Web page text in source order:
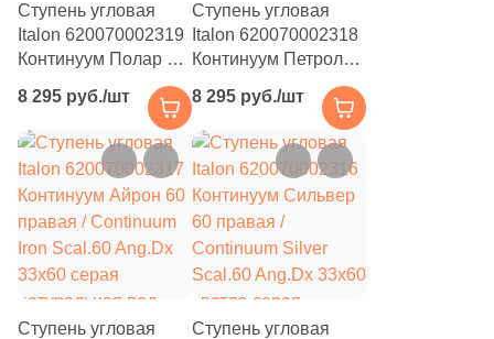
Ступень угловая
Italon 620070002319
Континуум Полар 60
левая / Continuum
Polar Scal.60 Ang.Sx
33x60 белая
натуральная под
бетон
8 295 руб./шт
Ступень угловая
Italon 620070002318
Континуум Петрол
Continuum Petrol
Scal.60 Ang.Dx
33x60 темно-серая
натуральная под
бетон
8 295 руб./шт
Ступень угловая
Ступень угловая